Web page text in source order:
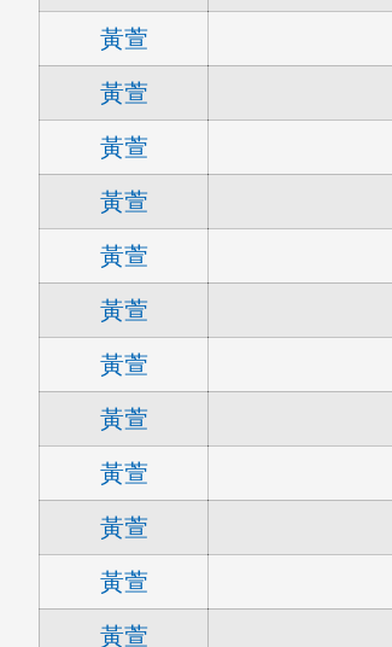
黃萱
黃萱
黃萱
黃萱
黃萱
黃萱
黃萱
黃萱
黃萱
黃萱
黃萱
黃萱